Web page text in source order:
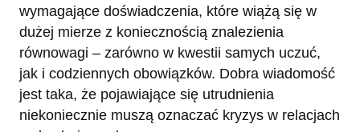
wymagające doświadczenia, które wiążą się w
dużej mierze z koniecznością znalezienia
równowagi – zarówno w kwestii samych uczuć,
jak i codziennych obowiązków. Dobra wiadomość
jest taka, że pojawiające się utrudnienia
niekoniecznie muszą oznaczać kryzys w relacjach